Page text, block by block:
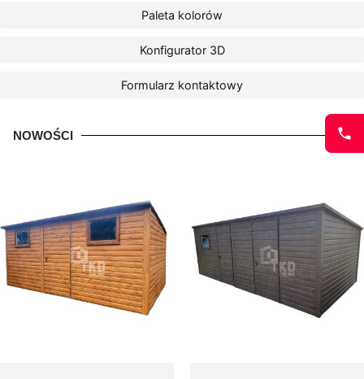
Paleta kolorów
Konfigurator 3D
Formularz kontaktowy
NOWOŚCI